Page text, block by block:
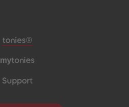
Meta-Navigation Footer
tonies®
mytonies
Support